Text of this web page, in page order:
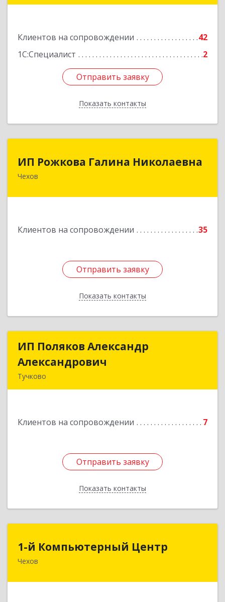
Клиентов на сопровождении
42
1С:Специалист
2
Отправить заявку
Показать контакты
Отправить заявку
Назад
ИП Рожкова Галина Николаевна
Чехов
Клиентов на сопровождении 35
Отправить заявку
Показать контакты
142306, Московская обл, Чеховский р-н, Чехов
Отправить заявку
Назад
ИП Поляков Александр
Александрович
Тучково
Клиентов на сопровождении 7
Отправить заявку
Показать контакты
ИП Поляков Александр
Подробнее
Отправить заявку
Назад
1-й Компьютерный Центр
Чехов
1-й Компьютерный Центр
142306, Московская обл, Чеховский р-н, Чехов